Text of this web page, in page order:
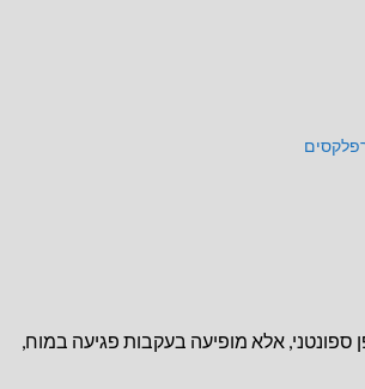
אלא מופיעה בעקבות פגיעה במוח,